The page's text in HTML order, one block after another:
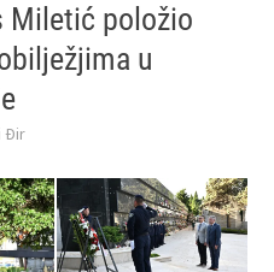
Miletić položio
u
Đir